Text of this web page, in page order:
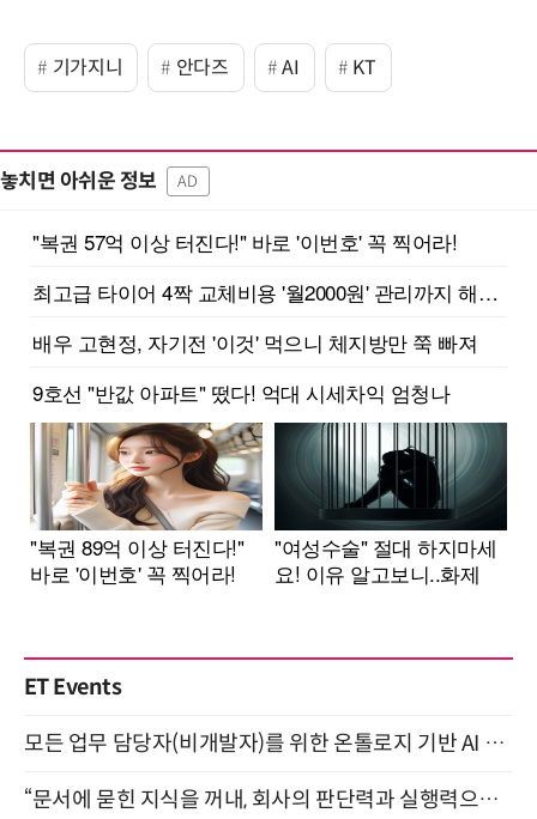
기가지니 안다즈 AI KT
놓치면 아쉬운 정보 AD
ET Events
모든 업무 담당자(비개발자)를 위한 온톨로지 기반 AI 지식체계 설계 1-day 워크숍 8월 20일 개최
“문서에 묻힌 지식을 꺼내, 회사의 판단력과 실행력으로 바꾸다” (8/20)